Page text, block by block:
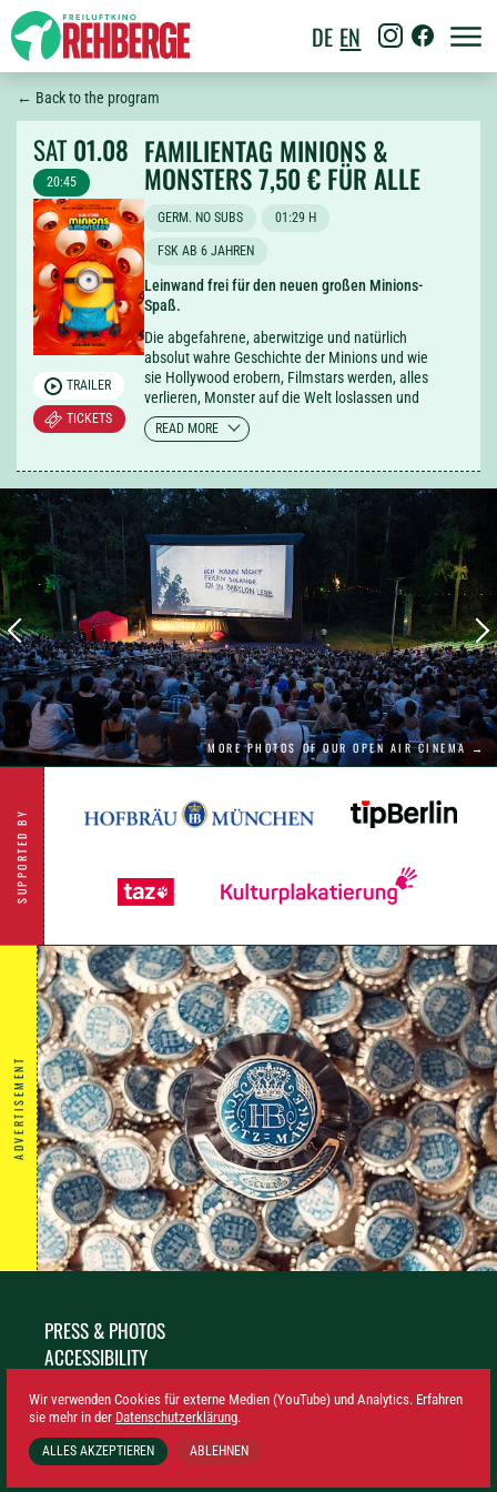
DE EN
← Back to the program
SAT01.08
20:45
TRAILER
TICKETS
FAMILIENTAG MINIONS &
MONSTERS 7,50 € FÜR ALLE
GERM. NO SUBS 01:29 H
FSK AB 6 JAHREN
Leinwand frei für den neuen großen Minions-
Spaß.
Die abgefahrene, aberwitzige und natürlich
absolut wahre Geschichte der Minions und wie
sie Hollywood erobern, Filmstars werden, alles
verlieren, Monster auf die Welt loslassen und
sich dann heldenhaft daranmachen, den
Planeten vor genau dem Chaos zu retten, das
READ MORE
MORE PHOTOS OF OUR OPEN AIR CINEMA →
SUPPORTED BY
ADVERTISEMENT
PRESS & PHOTOS
ACCESSIBILITY
LEGAL NOTICE
PRIVACY
Wir verwenden Cookies für externe Medien (YouTube) und Analytics. Erfahren
sie mehr in der Datenschutzerklärung.
ALLES AKZEPTIEREN ABLEHNEN